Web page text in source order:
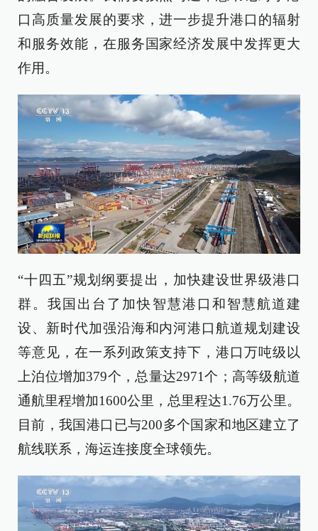
口高质量发展的要求，进一步提升港口的辐射
和服务效能，在服务国家经济发展中发挥更大
作用。
“十四五”规划纲要提出，加快建设世界级港口
群。我国出台了加快智慧港口和智慧航道建
设、新时代加强沿海和内河港口航道规划建设
等意见，在一系列政策支持下，港口万吨级以
上泊位增加379个，总量达2971个；高等级航道
通航里程增加1600公里，总里程达1.76万公里。
目前，我国港口已与200多个国家和地区建立了
航线联系，海运连接度全球领先。